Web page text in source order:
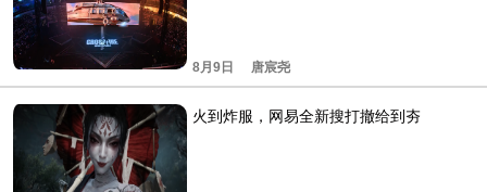
8月9日 唐宸尧
火到炸服，网易全新搜打撤给到夯